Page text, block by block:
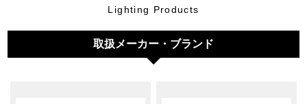
Lighting Products
取扱メーカー・ブランド